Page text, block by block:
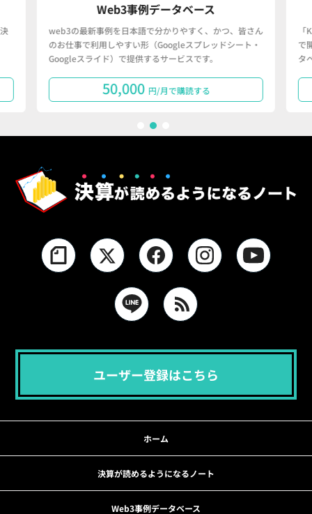
Web3事例データベース
web3の最新事例を日本語で分かりやすく、かつ、皆さん
のお仕事で利用しやすい形（Googleスプレッドシート・
Googleスライド）で提供するサービスです。
50,000 円/月で購読する
で
タ
ユーザー登録はこちら
ホーム
決算が読めるようになるノート
Web3事例データベース